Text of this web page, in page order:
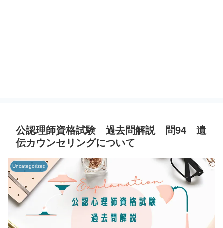
公認理師資格試験 過去問解説 問94 遺
伝カウンセリングについて
Uncategorized